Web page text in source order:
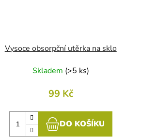
Vysoce obsorpční utěrka na sklo
Skladem (>5 ks)
99 Kč
DO KOŠÍKU